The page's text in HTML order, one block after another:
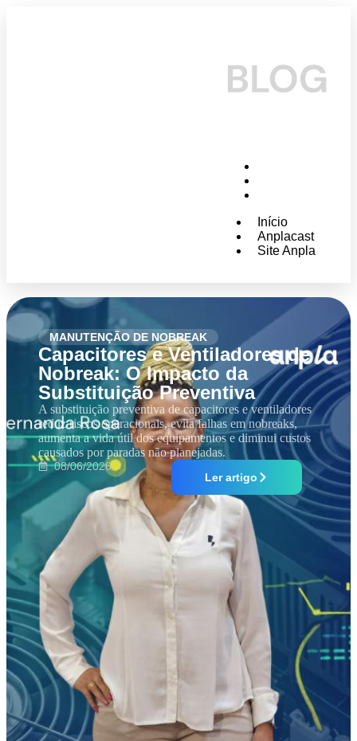
Início
Anplacast
Site Anpla
MANUTENÇÃO DE NOBREAK
Capacitores e Ventiladores de
Nobreak: O Impacto da
Substituição Preventiva
A substituição preventiva de capacitores e ventiladores
reduz riscos operacionais, evita falhas em nobreaks,
aumenta a vida útil dos equipamentos e diminui custos
causados por paradas não planejadas.
08/06/2026
Ler artigo